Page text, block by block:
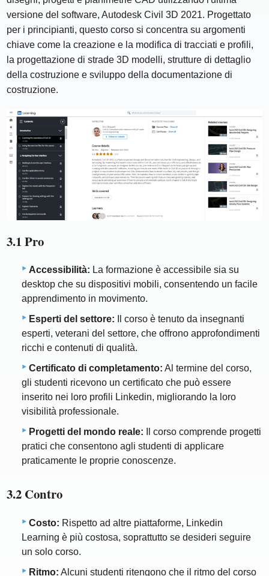
versione del software, Autodesk Civil 3D 2021. Progettato
per i principianti, questo corso si concentra su argomenti
chiave come la creazione e la modifica di tracciati e profili,
la progettazione di strade 3D modelli, strutture di dettaglio
della costruzione e sviluppo della documentazione di
costruzione.
3.1 Pro
Accessibilità: La formazione è accessibile sia su
desktop che su dispositivi mobili, consentendo un facile
apprendimento in movimento.
Esperti del settore: Il corso è tenuto da insegnanti
esperti, veterani del settore, che offrono approfondimenti
ricchi e contenuti di qualità.
Certificato di completamento: Al termine del corso,
gli studenti ricevono un certificato che può essere
inserito nei loro profili Linkedin, migliorando la loro
visibilità professionale.
Progetti del mondo reale: Il corso comprende progetti
pratici che consentono agli studenti di applicare
praticamente le proprie conoscenze.
3.2 Contro
Costo: Rispetto ad altre piattaforme, Linkedin
Learning è più costosa, soprattutto se desideri seguire
un solo corso.
Ritmo: Alcuni studenti ritengono che il ritmo del corso